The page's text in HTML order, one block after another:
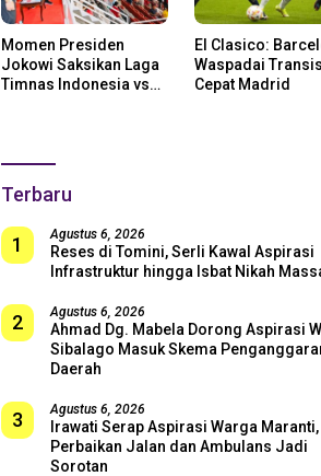
Momen Presiden
Jokowi Saksikan Laga
Timnas Indonesia vs
El Clasico:
Waspadai
Cepat Madrid
Terbaru
1 Agustus 6, 2026
Reses di Tomini, Serli Kawal Aspirasi
Infrastruktur hingga Isbat Nikah
2 Agustus 6, 2026
Ahmad Dg. Mabela Dorong Aspirasi
Sibalago Masuk Skema
Daerah
3 Agustus 6, 2026
Irawati Serap Aspirasi Warga Maranti,
Perbaikan Jalan dan Ambulans Jadi
Sorotan